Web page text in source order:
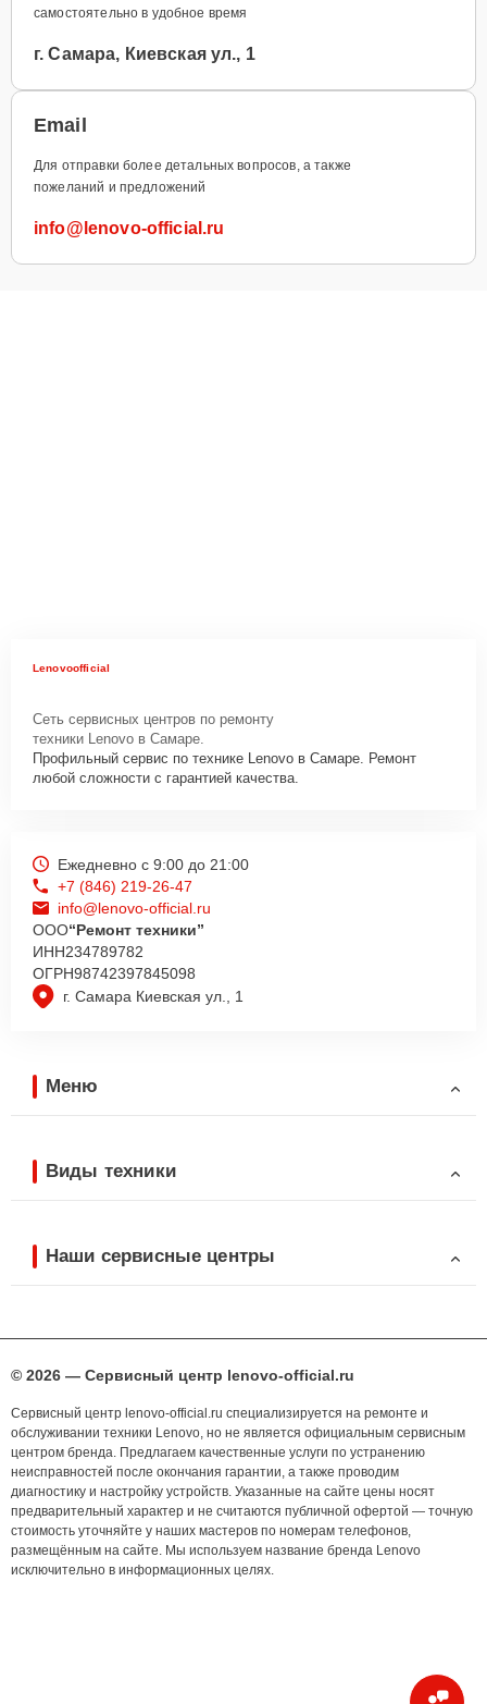
самостоятельно в удобное время
г. Самара, Киевская ул., 1
Email
Для отправки более детальных вопросов, а также
пожеланий и предложений
info@lenovo-official.ru
Lenovoofficial
Сеть сервисных центров по ремонту
техники Lenovo в Самаре.
Профильный сервис по технике Lenovo в Самаре. Ремонт
любой сложности с гарантией качества.
г. Самара Киевская ул., 1
Ежедневно с 9:00 до 21:00
+7 (846) 219-26-47
info@lenovo-official.ru
ООО“Ремонт техники”
ИНН234789782
ОГРН98742397845098
Меню
Виды техники
Наши сервисные центры
© 2026 — Сервисный центр lenovo-official.ru
Сервисный центр lenovo-official.ru специализируется на ремонте и
обслуживании техники Lenovo, но не является официальным сервисным
центром бренда. Предлагаем качественные услуги по устранению
неисправностей после окончания гарантии, а также проводим
диагностику и настройку устройств. Указанные на сайте цены носят
предварительный характер и не считаются публичной офертой — точную
стоимость уточняйте у наших мастеров по номерам телефонов,
размещённым на сайте. Мы используем название бренда Lenovo
исключительно в информационных целях.